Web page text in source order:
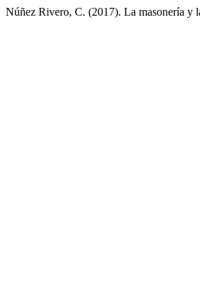
Núñez Rivero, C. (2017). La masonería y